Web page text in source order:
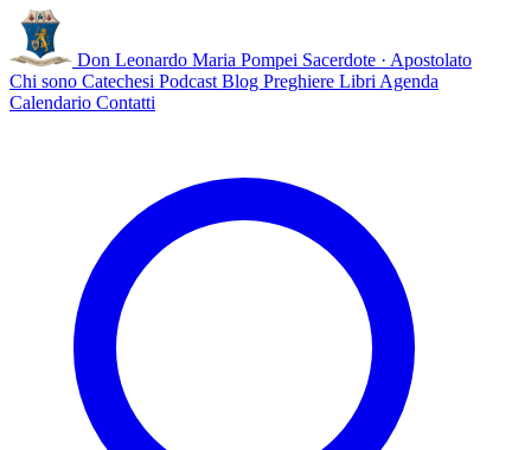
Don Leonardo Maria Pompei Sacerdote · Apostolato
Chi sono Catechesi Podcast Blog Preghiere Libri Agenda
Calendario Contatti